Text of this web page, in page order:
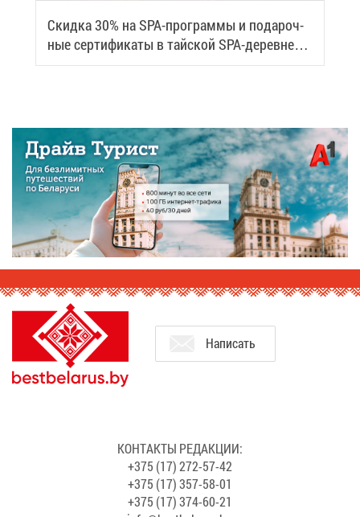
Скид­ка 30% на SPA-про­грам­мы и по­да­роч­
ные сер­ти­фи­ка­ты в тай­ской SPA-де­ревне
Samui
На­пи­сать
КОН­ТАК­ТЫ РЕ­ДАК­ЦИИ:
+375 (17) 272-57-42
+375 (17) 357-58-01
+375 (17) 374-60-21